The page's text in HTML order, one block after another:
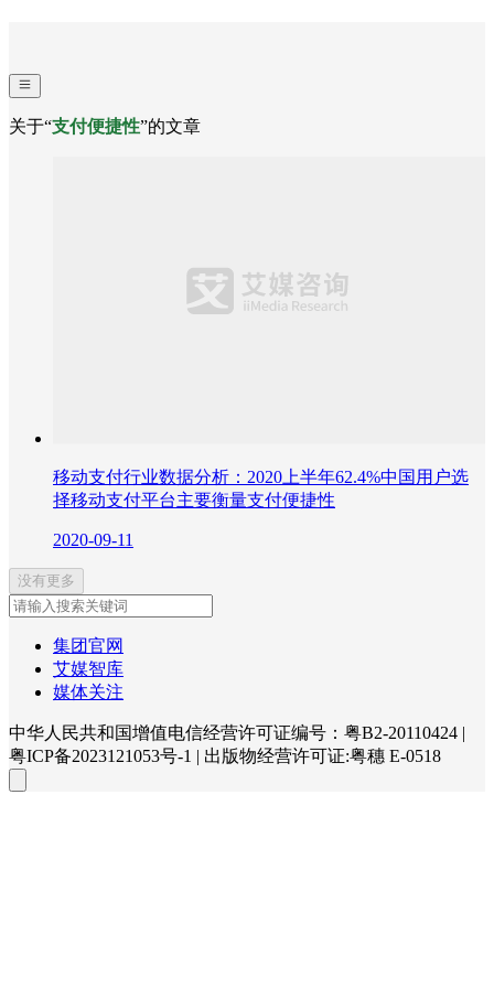
关于“支付便捷性”的文章
移动支付行业数据分析：2020上半年62.4%中国用户选
择移动支付平台主要衡量支付便捷性
2020-09-11
没有更多
集团官网
艾媒智库
媒体关注
中华人民共和国增值电信经营许可证编号：粤B2-20110424
粤ICP备2023121053号-1
出版物经营许可证:粤穗 E-0518